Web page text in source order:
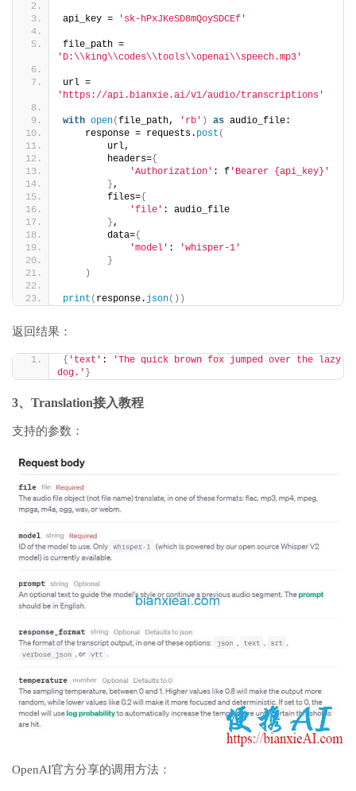
api_key = 'sk-hPxJKeSD8mQoySDCEf'
'D:\\king\\codes\\tools\\openai\\speech.mp3'
'https://api.bianxie.ai/v1/audio/transcriptions'
with open(file_path, 'rb' ) as audio_file:
    response = requests.
post (
        url,
        headers=
{
'Authorization' : f 'Bearer {api_key}'
},
        files=
{
'file' : audio_file
},
        data=
{
'model' :
'whisper-1'
}
)
print ( response. json())
返回结果：
{ 'text' :
'The quick brown fox jumped over the lazy
dog.' }
3、Translation接入教程
支持的参数：
OpenAI官方分享的调用方法：